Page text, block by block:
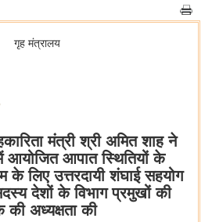
गृह मंत्रालय
मंत्री श्री अमित शाह ने
आयोजित आपात स्थितियों के
के लिए उत्तरदायी शंघाई सहयोग
देशों के विभाग प्रमुखों की
अध्यक्षता की